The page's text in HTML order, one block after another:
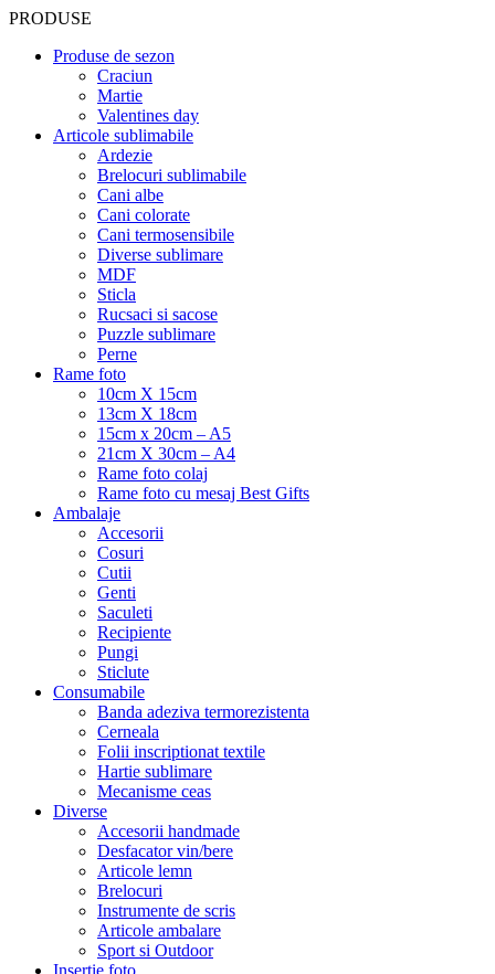
PRODUSE
Produse de sezon
Craciun
Martie
Valentines day
Articole sublimabile
Ardezie
Brelocuri sublimabile
Cani albe
Cani colorate
Cani termosensibile
Diverse sublimare
MDF
Sticla
Rucsaci si sacose
Puzzle sublimare
Perne
Rame foto
10cm X 15cm
13cm X 18cm
15cm x 20cm – A5
21cm X 30cm – A4
Rame foto colaj
Rame foto cu mesaj Best Gifts
Ambalaje
Accesorii
Cosuri
Cutii
Genti
Saculeti
Recipiente
Pungi
Sticlute
Consumabile
Banda adeziva termorezistenta
Cerneala
Folii inscriptionat textile
Hartie sublimare
Mecanisme ceas
Diverse
Accesorii handmade
Desfacator vin/bere
Articole lemn
Brelocuri
Instrumente de scris
Articole ambalare
Sport si Outdoor
Insertie foto